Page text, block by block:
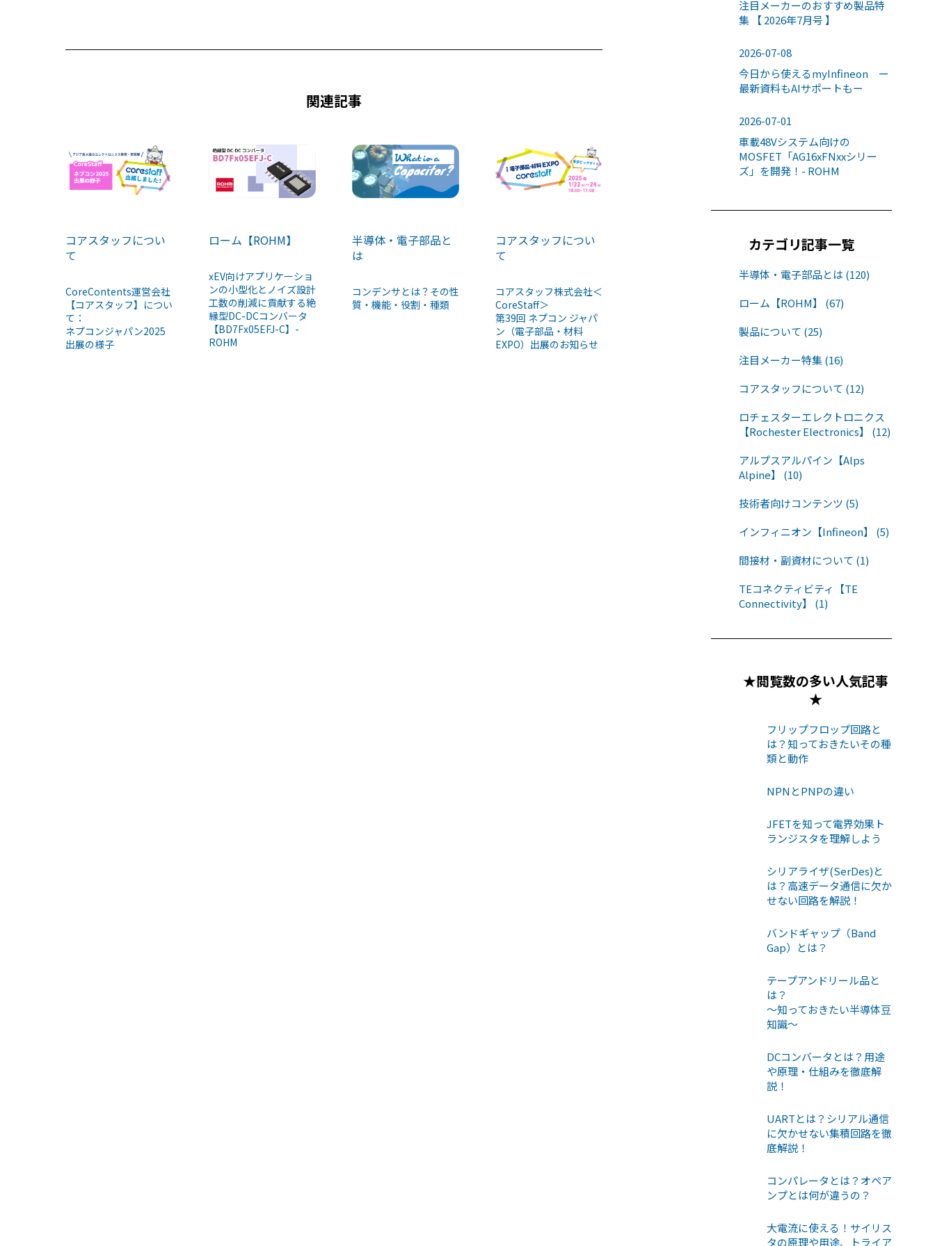
o
関連記事
コアスタッフについ
て
CoreContents運営会社
【コアスタッフ】につい
て：
ネプコンジャパン2025
出展の様子
ローム【ROHM】
xEV向けアプリケーショ
ンの小型化とノイズ設計
工数の削減に貢献する絶
縁型DC-DCコンバータ
【BD7Fx05EFJ-C】-
ROHM
半導体・電子部品と
は
コンデンサとは？その性
質・機能・役割・種類
コアスタッフについ
て
コアスタッフ株式会社＜
CoreStaff＞
第39回 ネプコン ジャパ
ン（電子部品・材料
EXPO）出展のお知らせ
注目メーカーのおすすめ製品特
集 【 2026年7月号 】
2026-07-08
今日から使えるmyInfineon ー
最新資料もAIサポートもー
2026-07-01
車載48Vシステム向けの
MOSFET「AG16xFNxxシリー
ズ」を開発！- ROHM
カテゴリ記事一覧
半導体・電子部品とは (120)
ローム【ROHM】 (67)
製品について (25)
注目メーカー特集 (16)
コアスタッフについて (12)
ロチェスターエレクトロニクス
【Rochester Electronics】 (12)
アルプスアルパイン【Alps
Alpine】 (10)
技術者向けコンテンツ (5)
インフィニオン【Infineon】 (5)
間接材・副資材について (1)
TEコネクティビティ【TE
Connectivity】 (1)
★閲覧数の多い人気記事
★
フリップフロップ回路と
は？知っておきたいその種
類と動作
NPNとPNPの違い
JFETを知って電界効果ト
ランジスタを理解しよう
シリアライザ(SerDes)と
は？高速データ通信に欠か
せない回路を解説！
バンドギャップ（Band
Gap）とは？
テープアンドリール品と
は？
〜知っておきたい半導体豆
知識〜
DCコンバータとは？用途
や原理・仕組みを徹底解
説！
UARTとは？シリアル通信
に欠かせない集積回路を徹
底解説！
コンパレータとは？オペア
ンプとは何が違うの？
大電流に使える！サイリス
タの原理や用途、トライア